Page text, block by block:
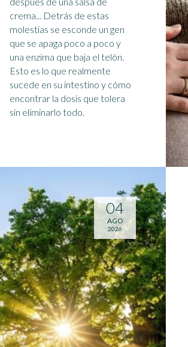
crema... Detrás de estas
molestias se esconde un gen
que se apaga poco a poco y
una enzima que baja el telón.
Esto es lo que realmente
sucede en su intestino y cómo
encontrar la dosis que tolera
sin eliminarlo todo.
04
AGO
2026